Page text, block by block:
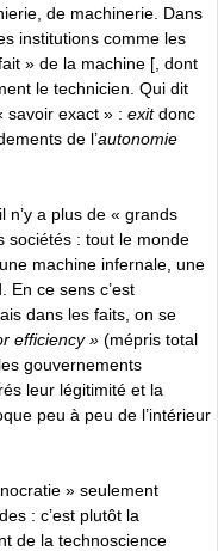
de machinerie. Dans
institutions comme les
» de la machine [, dont
le technicien. Qui dit
savoir exact » : exitdonc
de l’autonomie
n’y a plus de « grands
sociétés : tout le monde
machine infernale, une
En ce sens c’est
dans les faits, on se
efficiency » (mépris total
gouvernements
leur légitimité et la
peu à peu de l’intérieur
» seulement
: c’est plutôt la
de la technoscience